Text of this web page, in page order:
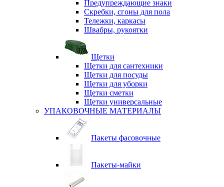
Предупреждающие знаки
Скребки, сгоны для пола
Тележки, каркасы
Швабры, рукоятки
Щетки
Щетки для сантехники
Щетки для посуды
Щетки для уборки
Щетки сметки
Щетки универсальные
УПАКОВОЧНЫЕ МАТЕРИАЛЫ
Пакеты фасовочные
Пакеты-майки